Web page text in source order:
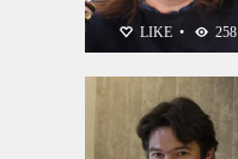
LIKE • 258
PERSONNALITÉS